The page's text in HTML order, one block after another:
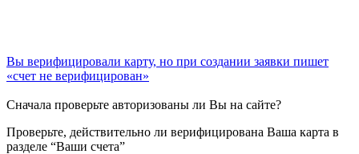
Вы верифицировали карту, но при создании заявки пишет
«счет не верифицирован»
Сначала проверьте авторизованы ли Вы на сайте?
Проверьте, действительно ли верифицирована Ваша карта в
разделе “Ваши счета”